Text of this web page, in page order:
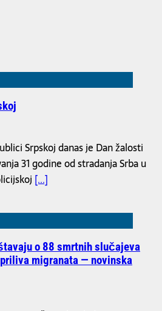
Srpskoj danas je Dan žalosti
31 godine od stradanja Srba u
[...]
o 88 smrtnih slučajeva
migranata — novinska